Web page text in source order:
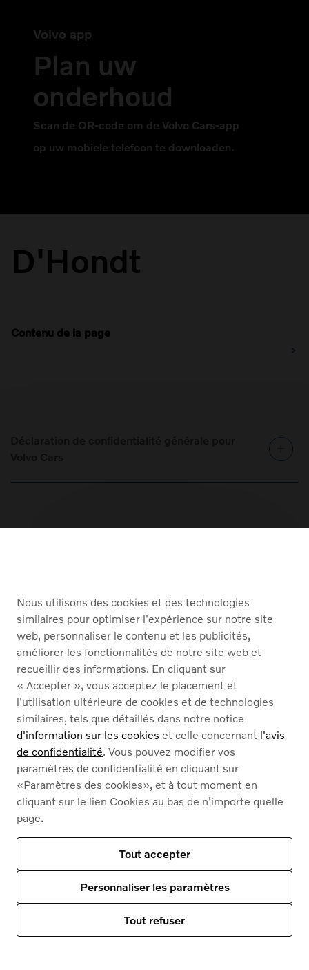
Volvo app
Plan uw
onderhoud
Scan de QR-code om de Volvo Cars-app
op uw mobiele telefoon te downloaden.
D'Hondt
Contenu de la page
Title
Lorem ipsum dolor sit amet, consectetur adipiscing elit.
Pellentesque vulputate magna sed odio congue aliquam.
Mauris nec volutpat dolor
some content
content
content 1-2
some content
content
content 1-3
some content
content
some content
content
content 2-1
some content
content
some content
content
some content
content
content
some content
content
content 3-2
some content
content
content 3-3
some content
content
Nous utilisons des cookies et des technologies
similaires pour optimiser l'expérience sur notre site
web, personnaliser le contenu et les publicités,
améliorer les fonctionnalités de notre site web et
recueillir des informations. En cliquant sur
« Accepter », vous acceptez le placement et
l'utilisation ultérieure de cookies et de technologies
similaires, tels que détaillés dans notre notice
d'information sur les cookies et celle concernant l'avis
de confidentialité. Vous pouvez modifier vos
paramètres de confidentialité en cliquant sur
«Paramètres des cookies», et à tout moment en
cliquant sur le lien Cookies au bas de n'importe quelle
page.
Tout accepter
Personnaliser les paramètres
Tout refuser